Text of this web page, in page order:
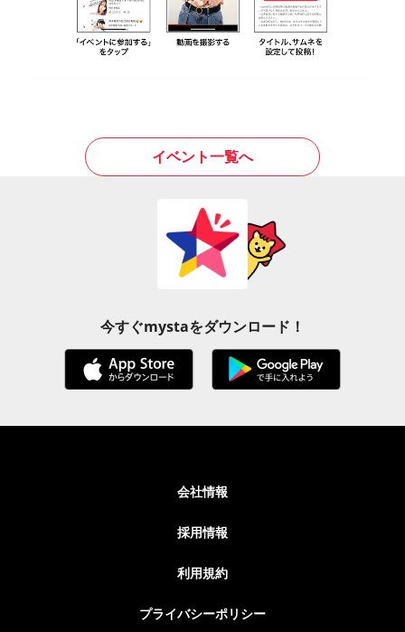
イベント一覧へ
今すぐmystaをダウンロード！
会社情報
採用情報
利用規約
プライバシーポリシー